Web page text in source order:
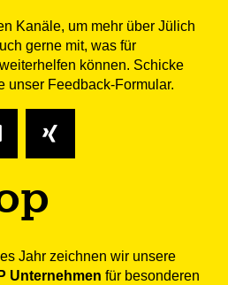
Kanäle, um mehr über Jülich
gerne mit, was für
können. Schicke
unser Feedback-Formular.
Jahr zeichnen wir unsere
Unternehmen für besonderen